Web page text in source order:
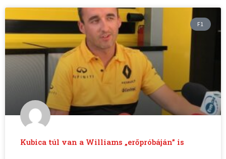
F1
Kubica túl van a Williams „erőpróbáján” is